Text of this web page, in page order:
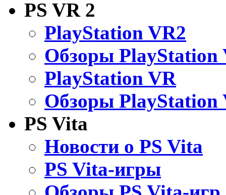
PS VR 2
PlayStation VR2
Обзоры PlayStation
PlayStation VR
Обзоры PlayStation
PS Vita
Новости о PS Vita
PS Vita-игры